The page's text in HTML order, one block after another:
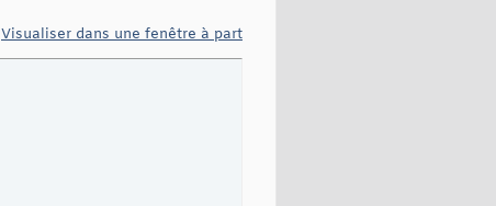
Visualiser dans une fenêtre à part